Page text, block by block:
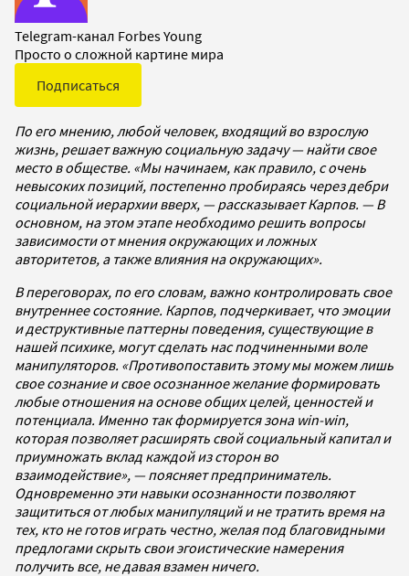
Telegram-канал Forbes Young
Просто о сложной картине мира
Подписаться
По его мнению, любой человек, входящий во взрослую
жизнь, решает важную социальную задачу — найти свое
место в обществе. «Мы начинаем, как правило, с очень
невысоких позиций, постепенно пробираясь через дебри
социальной иерархии вверх, — рассказывает Карпов. — В
основном, на этом этапе необходимо решить вопросы
зависимости от мнения окружающих и ложных
авторитетов, а также влияния на окружающих».
В переговорах, по его словам, важно контролировать свое
внутреннее состояние. Карпов, подчеркивает, что эмоции
и деструктивные паттерны поведения, существующие в
нашей психике, могут сделать нас подчиненными воле
манипуляторов. «Противопоставить этому мы можем лишь
свое сознание и свое осознанное желание формировать
любые отношения на основе общих целей, ценностей и
потенциала. Именно так формируется зона win-win,
которая позволяет расширять свой социальный капитал и
приумножать вклад каждой из сторон во
взаимодействие», — поясняет предприниматель.
Одновременно эти навыки осознанности позволяют
защититься от любых манипуляций и не тратить время на
тех, кто не готов играть честно, желая под благовидными
предлогами скрыть свои эгоистические намерения
получить все, не давая взамен ничего.